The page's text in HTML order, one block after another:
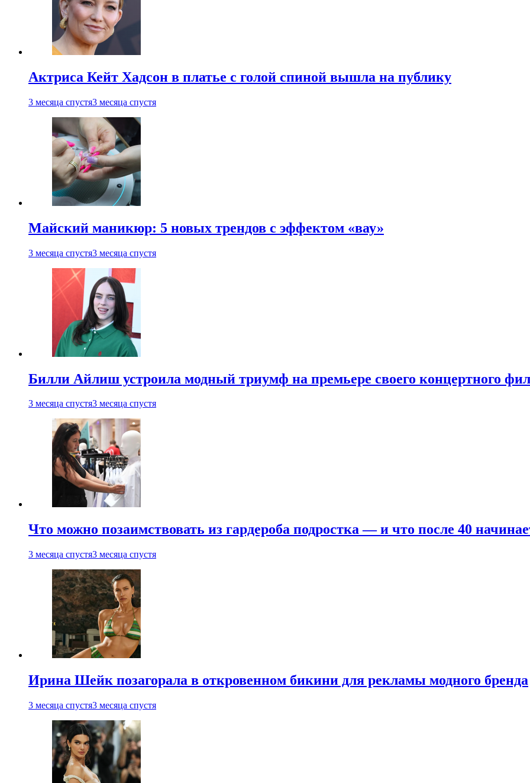
Актриса Кейт Хадсон в платье с голой спиной вышла на публику
3 месяца спустя3 месяца спустя
Майский маникюр: 5 новых трендов с эффектом «вау»
3 месяца спустя3 месяца спустя
Билли Айлиш устроила модный триумф на премьере своего концертного
3 месяца спустя3 месяца спустя
Что можно позаимствовать из гардероба подростка — и что после 40
3 месяца спустя3 месяца спустя
Ирина Шейк позагорала в откровенном бикини для рекламы модного бренда
3 месяца спустя3 месяца спустя